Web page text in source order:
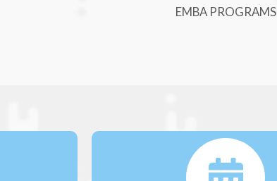
EMBA PROGRAMS